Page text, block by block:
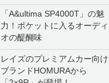
「A&ultima SP4000T」の魅
力！ポケットに入るオーディ
オの醍醐味
レイズのプレミアムカー向け
ブランドHOMURAから